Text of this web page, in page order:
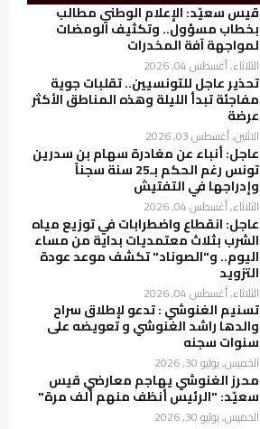
قيس سعيّد: الإعلام الوطني مطالب
بخطاب مسؤول.. وتكثيف الومضات
لمواجهة آفة المخدرات
الثلاثاء, أغسطس 04, 2026
تحذير عاجل للتونسيين.. تقلبات جوية
مفاجئة تبدأ الليلة وهذه المناطق الأكثر
عرضة
الاثنين, أغسطس 03, 2026
عاجل: أنباء عن مغادرة سهام بن سدرين
تونس رغم الحكم بـ25 سنة سجناً
وإدراجها في التفتيش
الثلاثاء, أغسطس 04, 2026
عاجل: انقطاع واضطرابات في توزيع مياه
الشرب بثلاث معتمديات بداية من مساء
اليوم.. و"الصوناد" تكشف موعد عودة
التزويد
الثلاثاء, أغسطس 04, 2026
تسنيم الغنوشي : تدعو لإطلاق سراح
والدها راشد الغنوشي و تعويضه على
سنوات سجنه
الخميس, يوليو 30, 2026
محرز الغنوشي يهاجم معارضي قيس
سعيّد: "الرئيس أنظف منهم ألف مرة"
الخميس, يوليو 30, 2026